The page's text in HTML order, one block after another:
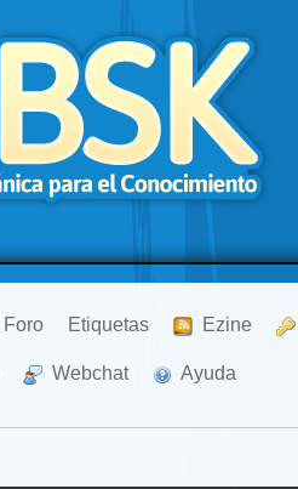
Foro Etiquetas Ezine
Webchat Ayuda